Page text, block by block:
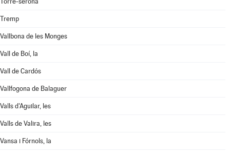
Tremp
Vallbona de les Monges
Vall de Boí, la
Vall de Cardós
Vallfogona de Balaguer
Valls d'Aguilar, les
Valls de Valira, les
Vansa i Fórnols, la